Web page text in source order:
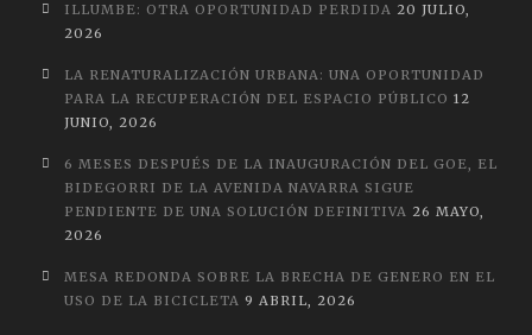
ILLUMBE: OTRA OPORTUNIDAD PERDIDA 20 JULIO,
2026
LA RENATURALIZACIÓN URBANA: UNA OPORTUNIDAD
PARA LA RECUPERACIÓN DEL ESPACIO PÚBLICO 12
JUNIO, 2026
6 MESES DESPUÉS DE LA INAUGURACIÓN DEL GOE, EL
BIDEGORRI DE LA AVENIDA NAVARRA SIGUE
PENDIENTE DE UNA SOLUCIÓN DEFINITIVA 26 MAYO,
2026
MESA REDONDA SOBRE LA BRECHA DE GENERO EN EL
USO DE LA BICICLETA 9 ABRIL, 2026